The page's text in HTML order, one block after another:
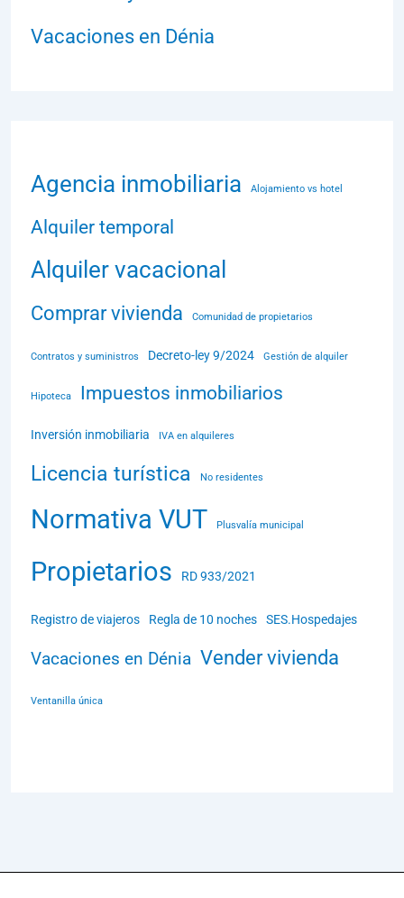
Vacaciones en Dénia
Agencia inmobiliaria Alojamiento vs hotel
Alquiler temporal
Alquiler vacacional
Comprar vivienda Comunidad de propietarios
Contratos y suministros Decreto-ley 9/2024 Gestión de alquiler
Hipoteca Impuestos inmobiliarios
Inversión inmobiliaria IVA en alquileres
Licencia turística No residentes
Normativa VUT Plusvalía municipal
Propietarios RD 933/2021
Registro de viajeros Regla de 10 noches SES.Hospedajes
Vacaciones en Dénia Vender vivienda
Ventanilla única